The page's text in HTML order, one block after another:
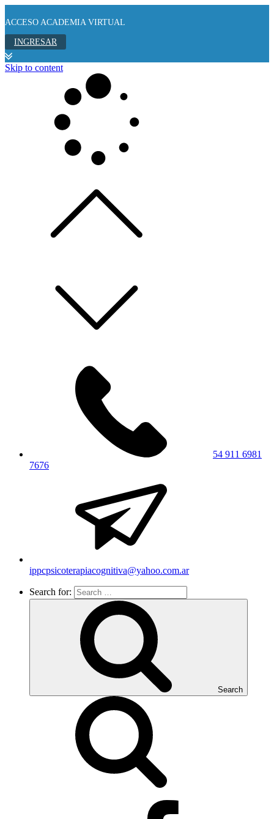
ACCESO ACADEMIA VIRTUAL
INGRESAR
Skip to content
54 911 6981
7676
ippcpsicoterapiacognitiva@yahoo.com.ar
Search for:
Search